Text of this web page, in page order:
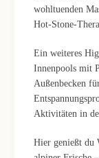
wohltuenden
Hot-Stone-
Ein weiteres
Innenpools mit
Außenbecken
Aktivitäten in
Hier genießt du